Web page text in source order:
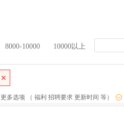
8000-10000 10000以上
更多选项 （ 福利 招聘要求 更新时间 等）